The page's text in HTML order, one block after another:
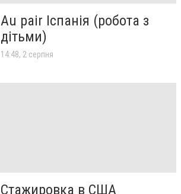
Au pair Іспанія (робота з
дітьми)
14:48, 2 серпня
Стажировка в США